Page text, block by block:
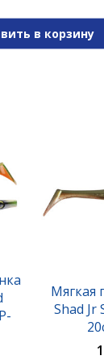
Pig Shad
26см 30гр
в корзину
Мягкая
Shad Jr